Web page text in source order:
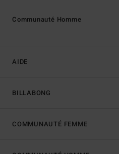
AIDE
BILLABONG
Communauté Homme
COMMUNAUTÉ FEMME